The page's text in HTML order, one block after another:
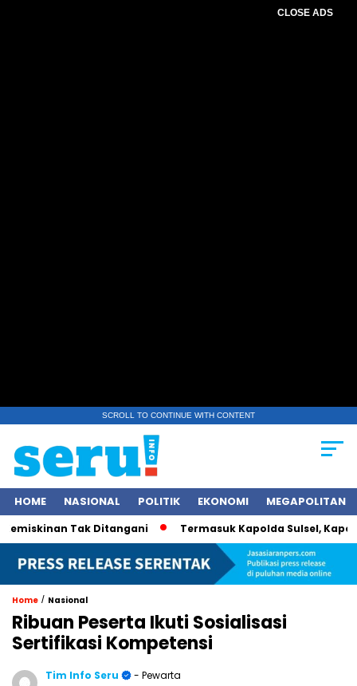
CLOSE ADS
SCROLL TO CONTINUE WITH CONTENT
HOME NASIONAL POLITIK EKONOMI MEGAPOLITAN
Tak Ditangani Termasuk Kapolda Sulsel, Kapolri
Home / Nasional
Ribuan Peserta Ikuti Sosialisasi
Sertifikasi Kompetensi
Tim Info Seru
- Pewarta